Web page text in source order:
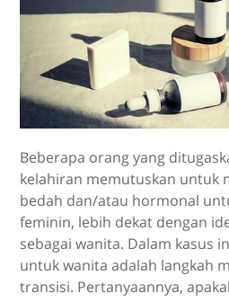
Beberapa orang yang
kelahiran memutuskan untuk
bedah dan/atau hormonal
feminin, lebih dekat dengan
sebagai wanita. Dalam kasus
untuk wanita adalah langkah
transisi. Pertanyaannya,